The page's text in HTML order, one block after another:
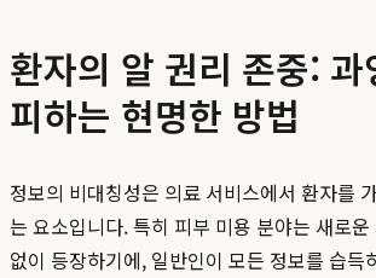
환자의 알 권리 존중: 과
피하는 현명한 방법
정보의 비대칭성은 의료 서비스에서 환자를
는 요소입니다. 특히 피부 미용 분야는 새로
없이 등장하기에, 일반인이 모든 정보를 습득